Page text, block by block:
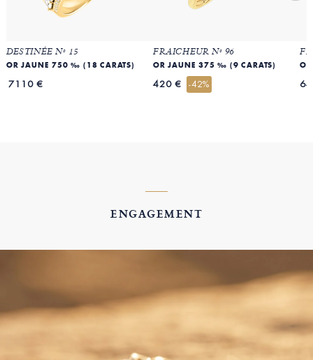
DESTINÉE Nº 15
OR JAUNE 750 ‰ (18 CARATS)
7110 €
FRAICHEUR Nº 96
OR JAUNE 375 ‰ (9 CARATS)
420 € -42%
ENGAGEMENT